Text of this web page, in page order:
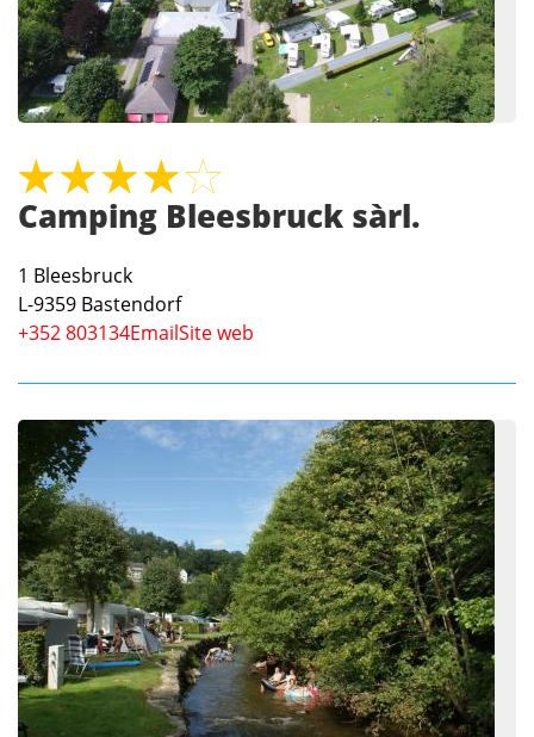
Camping Bleesbruck sàrl.
1 Bleesbruck
L-9359 Bastendorf
+352 803134EmailSite web